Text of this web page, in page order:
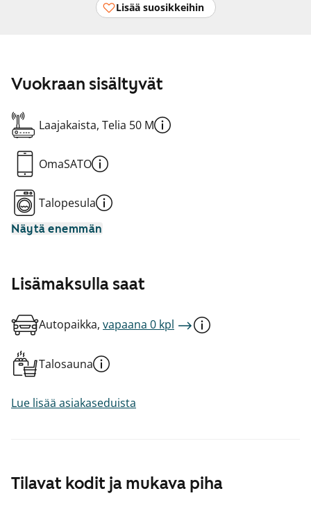
Lisää suosikkeihin
Tilavat kodit ja mukava piha
Vuokraan sisältyvät
Laajakaista, Telia 50 M
OmaSATO
Talopesula
Näytä enemmän
Lisämaksulla saat
Autopaikka, vapaana 0 kpl
Talosauna
Lue lisää asiakaseduista